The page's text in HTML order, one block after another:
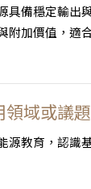
具備穩定輸出
附加價值，適
領域或議題
源教育，認識